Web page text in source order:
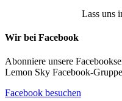
Lass uns
Wir bei Facebook
Abonniere unsere
Lemon Sky Facebook-Gruppe
Facebook besuchen